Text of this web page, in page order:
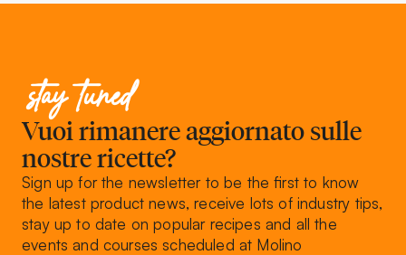
stay tuned
Vuoi rimanere aggiornato sulle
nostre ricette?
Sign up for the newsletter to be the first to know
the latest product news, receive lots of industry tips,
stay up to date on popular recipes and all the
events and courses scheduled at Molino